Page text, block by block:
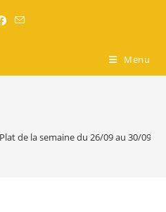
Menu
Plat de la semaine du 26/09 au 30/09